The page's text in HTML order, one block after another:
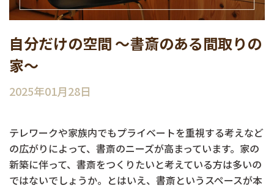
自分だけの空間 ～書斎のある間取りの
家～
2025年01月28日
テレワークや家族内でもプライベートを重視する考えなど
の広がりによって、書斎のニーズが高まっています。家の
新築に伴って、書斎をつくりたいと考えている方は多いの
ではないでしょうか。とはいえ、書斎というスペースが本